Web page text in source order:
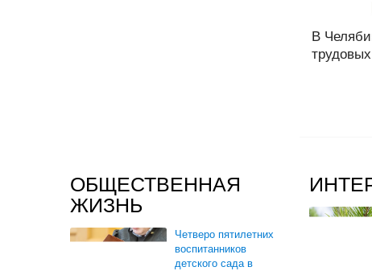
В
ОБЩЕСТВЕННАЯ
ЖИЗНЬ
Четверо пятилетних
воспитанников
детского сада в